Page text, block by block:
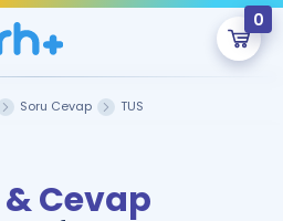
0
hazırlayacak onlarca eğitim seni
Soru Cevap TUS
Cevap